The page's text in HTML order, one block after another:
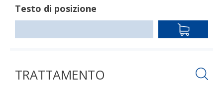
EN 10277
blank, gezogen h9
Testo di posizione
IN
TRATTAMENTO